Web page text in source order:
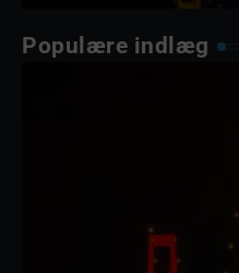
Populære indlæg